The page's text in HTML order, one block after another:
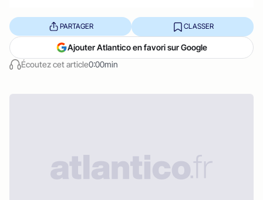
Écoutez cet article0:00min
PARTAGER CLASSER
Ajouter Atlantico en favori sur Google